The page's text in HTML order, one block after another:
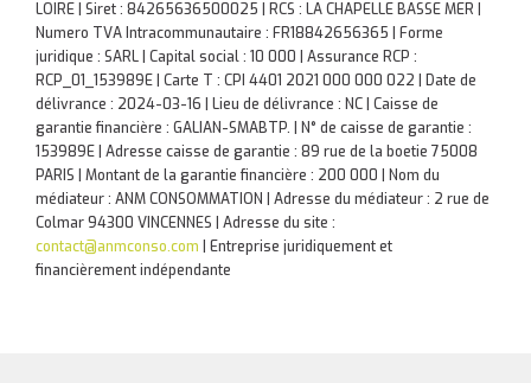
LOIRE | Siret : 84265636500025 | RCS : LA CHAPELLE BASSE MER |
Numero TVA Intracommunautaire : FR18842656365 | Forme
juridique : SARL | Capital social : 10 000 | Assurance RCP :
RCP_01_153989E | Carte T : CPI 4401 2021 000 000 022 | Date de
délivrance : 2024-03-16 | Lieu de délivrance : NC | Caisse de
garantie financière : GALIAN-SMABTP. | N° de caisse de garantie :
153989E | Adresse caisse de garantie : 89 rue de la boetie 75008
PARIS | Montant de la garantie financière : 200 000 | Nom du
médiateur : ANM CONSOMMATION | Adresse du médiateur : 2 rue de
Colmar 94300 VINCENNES | Adresse du site :
contact@anmconso.com
Entreprise juridiquement et
financièrement indépendante